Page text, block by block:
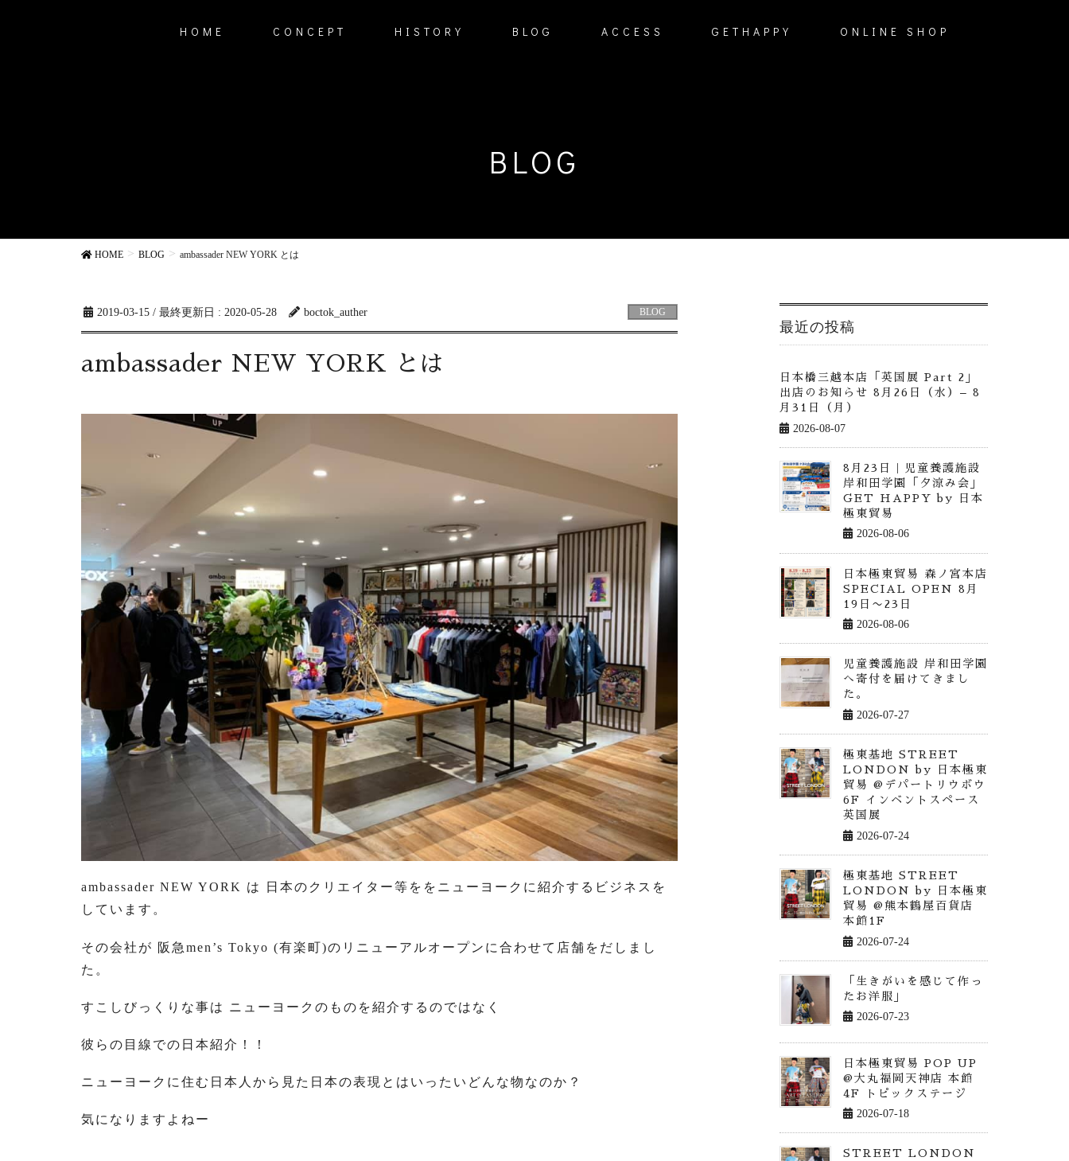
HOME CONCEPT HISTORY BLOG ACCESS GETHAPPY ONLINE SHOP
BLOG
HOME BLOG ambassader NEW YORK とは
2019-03-15 / 最終更新日 : 2020-05-28 boctok_auther BLOG
ambassader NEW YORK とは
ambassader NEW YORK は 日本のクリエイター等ををニューヨークに紹介するビジネスを
しています。
その会社が 阪急men’s Tokyo (有楽町)のリニューアルオープンに合わせて店舗をだしまし
た。
すこしびっくりな事は ニューヨークのものを紹介するのではなく
彼らの目線での日本紹介！！
ニューヨークに住む日本人から見た日本の表現とはいったいどんな物なのか？
気になりますよねー
最近の投稿
日本橋三越本店「英国展 Part 2」
出店のお知らせ 8月26日（水）– 8
月31日（月）
2026-08-07
8月23日｜児童養護施設
岸和田学園「夕涼み会」
GET HAPPY by 日本
極東貿易
2026-08-06
日本極東貿易 森ノ宮本店
SPECIAL OPEN 8月
19日〜23日
2026-08-06
児童養護施設 岸和田学園
へ寄付を届けてきまし
た。
2026-07-27
極東基地 STREET
LONDON by 日本極東
貿易 @デパートリウボウ
6F インベントスペース
英国展
2026-07-24
極東基地 STREET
LONDON by 日本極東
貿易 @熊本鶴屋百貨店
本館1F
2026-07-24
「生きがいを感じて作っ
たお洋服」
2026-07-23
日本極東貿易 POP UP
@大丸福岡天神店 本館
4F トピックステージ
2026-07-18
STREET LONDON